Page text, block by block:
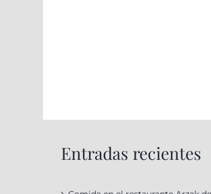
Entradas recientes